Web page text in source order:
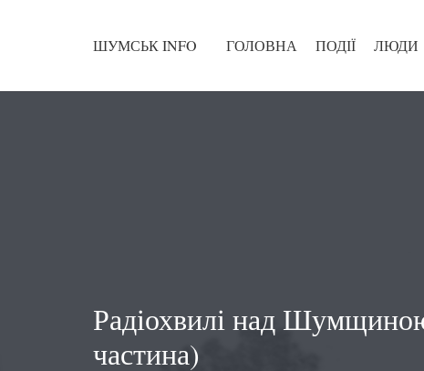
ШУМСЬК INFO ГОЛОВНА ПОДІЇ ЛЮДИ
Радіохвилі над
частина)